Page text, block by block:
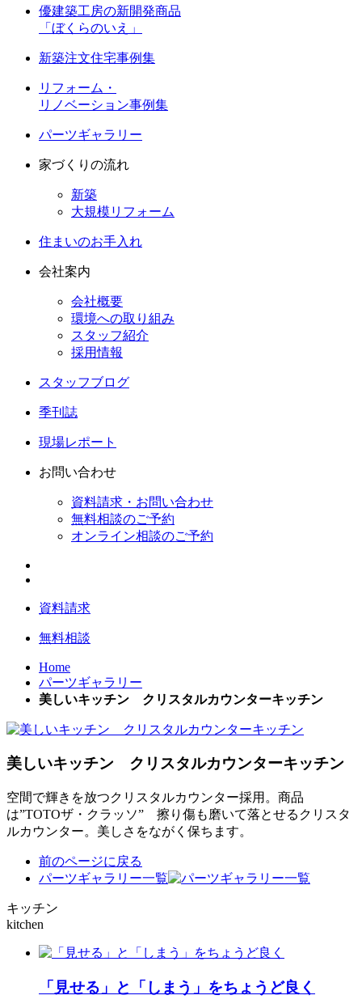
優建築工房の新開発商品
「ぼくらのいえ」
新築注文住宅事例集
リフォーム・
リノベーション事例集
パーツギャラリー
家づくりの流れ
新築
大規模リフォーム
住まいのお手入れ
会社案内
会社概要
環境への取り組み
スタッフ紹介
採用情報
スタッフブログ
季刊誌
現場レポート
お問い合わせ
資料請求・お問い合わせ
無料相談のご予約
オンライン相談のご予約
資料請求
無料相談
Home
パーツギャラリー
美しいキッチン クリスタルカウンターキッチン
美しいキッチン クリスタルカウンターキッチン
空間で輝きを放つクリスタルカウンター採用。商品
は”TOTOザ・クラッソ” 擦り傷も磨いて落とせるクリスタ
ルカウンター。美しさをながく保ちます。
前のページに戻る
パーツギャラリー一覧
キッチン
kitchen
「見せる」と「しまう」をちょうど良く